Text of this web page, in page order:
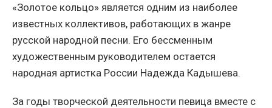
«Золотое кольцо» является одним из наиболее
известных коллективов, работающих в жанре
русской народной песни. Его бессменным
художественным руководителем остается
народная артистка России Надежда Кадышева.
За годы творческой деятельности певица вместе с